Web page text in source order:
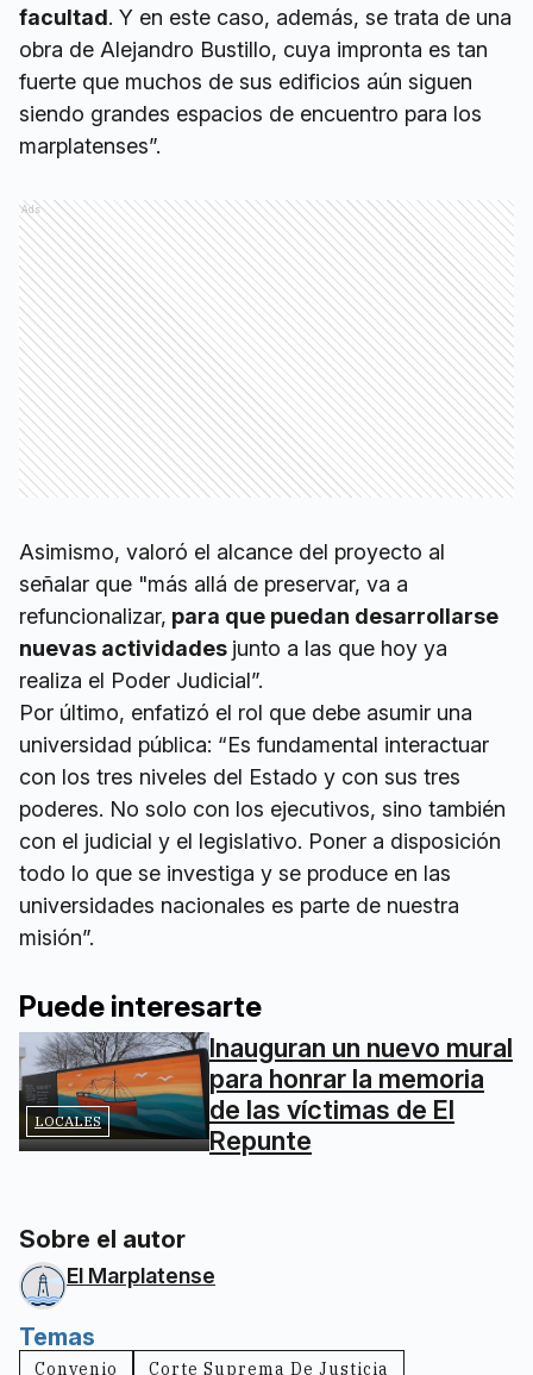
facultad. Y en este caso, además, se trata de una
obra de Alejandro Bustillo, cuya impronta es tan
fuerte que muchos de sus edificios aún siguen
siendo grandes espacios de encuentro para los
marplatenses”.
Ads
Asimismo, valoró el alcance del proyecto al
señalar que "más allá de preservar, va a
refuncionalizar, para que puedan desarrollarse
nuevas actividades junto a las que hoy ya
realiza el Poder Judicial”.
Por último, enfatizó el rol que debe asumir una
universidad pública: “Es fundamental interactuar
con los tres niveles del Estado y con sus tres
poderes. No solo con los ejecutivos, sino también
con el judicial y el legislativo. Poner a disposición
todo lo que se investiga y se produce en las
universidades nacionales es parte de nuestra
misión”.
Puede interesarte
LOCALES
Inauguran un nuevo mural
para honrar la memoria
de las víctimas de El
Repunte
Sobre el autor
El Marplatense
Temas
Convenio Corte Suprema De Justicia